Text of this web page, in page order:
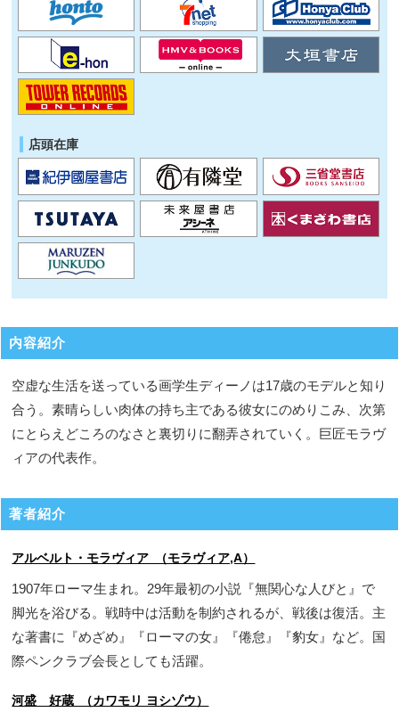
店頭在庫
内容紹介
空虚な生活を送っている画学生ディーノは17歳のモデルと知り
合う。素晴らしい肉体の持ち主である彼女にのめりこみ、次第
にとらえどころのなさと裏切りに翻弄されていく。巨匠モラヴ
ィアの代表作。
著者紹介
アルベルト・モラヴィア （モラヴィア,A）
1907年ローマ生まれ。29年最初の小説『無関心な人びと』で
脚光を浴びる。戦時中は活動を制約されるが、戦後は復活。主
な著書に『めざめ』『ローマの女』『倦怠』『豹女』など。国
際ペンクラブ会長としても活躍。
河盛 好蔵 （カワモリ ヨシゾウ）